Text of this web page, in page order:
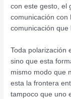
con este gesto, el
comunicación con
comunicación
Toda polarización
sino que esta
mismo modo que
esta la frontera
tampoco que uno